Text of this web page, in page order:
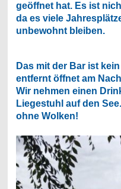
geöffnet hat. Es ist
da es viele
unbewohnt bleiben.
Das mit der Bar ist
entfernt öffnet am
Wir nehmen einen
Liegestuhl auf den
ohne Wolken!